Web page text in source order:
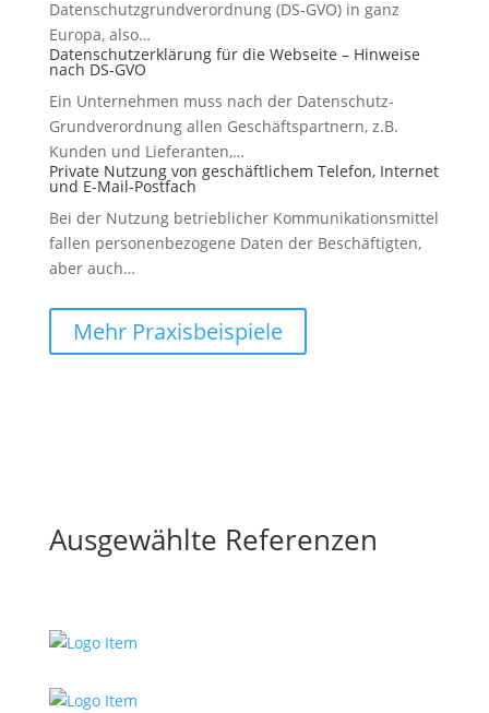
Datenschutzgrundverordnung (DS-GVO) in ganz
Europa, also…
Datenschutzerklärung für die Webseite – Hinweise
nach DS-GVO
Ein Unternehmen muss nach der Datenschutz-
Grundverordnung allen Geschäftspartnern, z.B.
Kunden und Lieferanten,…
Private Nutzung von geschäftlichem Telefon, Internet
und E-Mail-Postfach
Bei der Nutzung betrieblicher Kommunikationsmittel
fallen personenbezogene Daten der Beschäftigten,
aber auch…
Mehr Praxisbeispiele
Ausgewählte Referenzen